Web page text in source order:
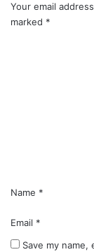
Your email
marked *
Name *
Email *
Save my